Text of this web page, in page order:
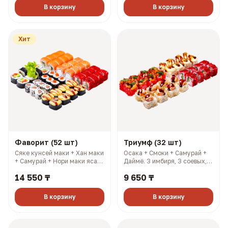
ккал) В корзину В корзину
Хит
Фаворит (52 шт)
Сяке кунсей маки + Хан маки
+ Самурай + Нори маки ясай
Салмон + Чикси хот. 4
4 васаби (1606 гр, 2733
ккал)
14 550 ₸
В корзину
Триумф (32 шт)
Осака + Смоки + Самурай +
Даймё. 3 имбиря, 3 соевых, 3
2013 ккал)
9 650 ₸
В корзину